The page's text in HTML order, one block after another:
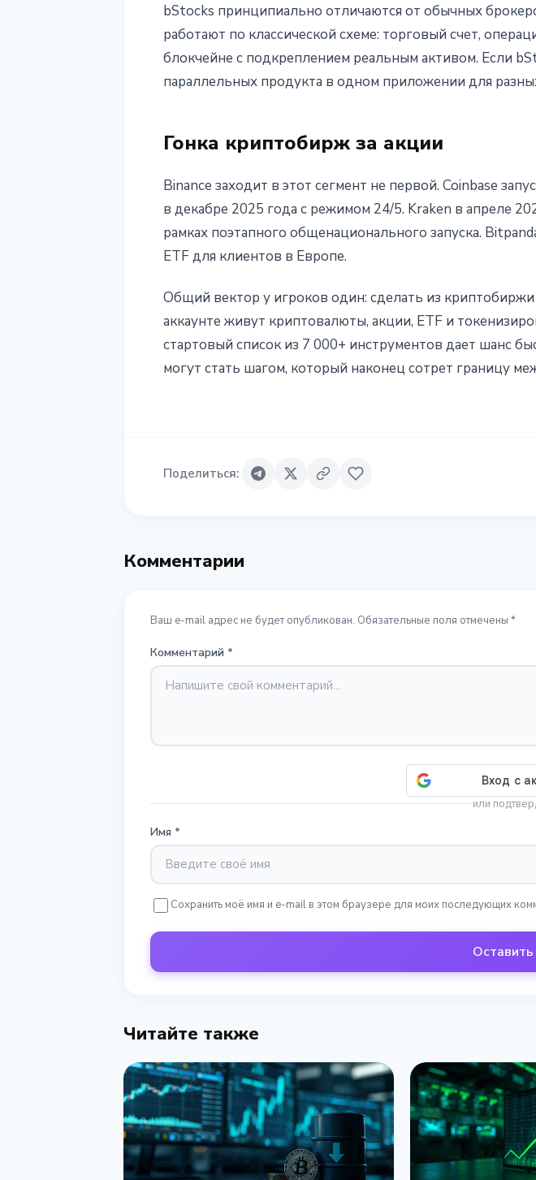
bStocks принципиально отличаются от обычных
работают по классической схеме: торговый счет,
блокчейне с подкреплением реальным активом. Если
параллельных продукта в одном приложении для
Гонка криптобирж за акции
Binance заходит в этот сегмент не первой. Coinbase
в декабре 2025 года с режимом 24/5. Kraken в апреле
рамках поэтапного общенационального запуска.
ETF для клиентов в Европе.
Общий вектор у игроков один: сделать из
аккаунте живут криптовалюты, акции, ETF и
стартовый список из 7 000+ инструментов дает шанс
могут стать шагом, который наконец сотрет границу
Поделиться:
Комментарии
Ваш e-mail адрес не будет опубликован. Обязательные поля отмечены *
Комментарий *
или
Имя *
Сохранить моё имя и e-mail в этом браузере для моих последующих
Читайте также